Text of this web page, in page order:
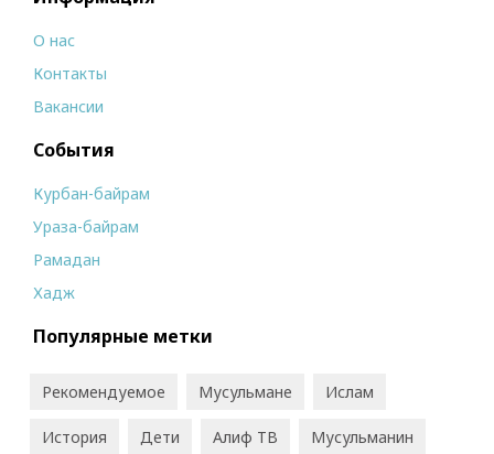
О нас
Контакты
Вакансии
События
Курбан-байрам
Ураза-байрам
Рамадан
Хадж
Популярные метки
Рекомендуемое Мусульмане Ислам
История Дети Алиф ТВ Мусульманин